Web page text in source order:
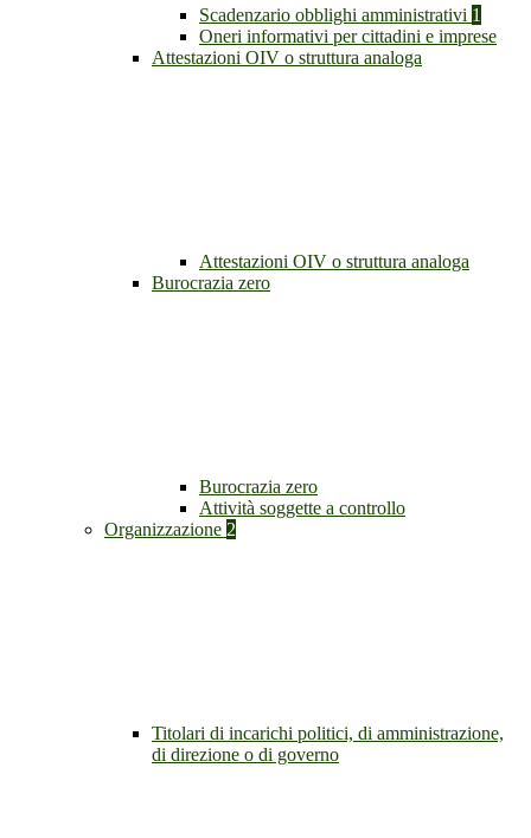
Scadenzario obblighi amministrativi 1
Oneri informativi per cittadini e imprese
Attestazioni OIV o struttura analoga
Attestazioni OIV o struttura analoga
Burocrazia zero
Burocrazia zero
Attività soggette a controllo
Organizzazione 2
Titolari di incarichi politici, di amministrazione,
di direzione o di governo